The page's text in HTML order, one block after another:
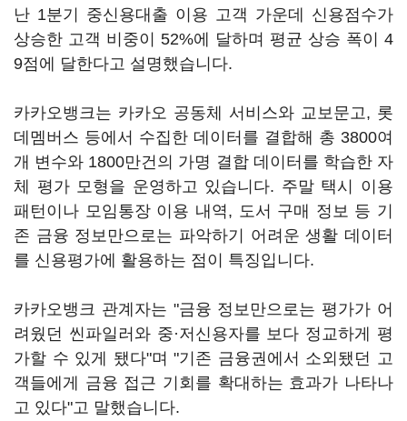
난 1분기 중신용대출 이용 고객 가운데 신용점수가
상승한 고객 비중이 52%에 달하며 평균 상승 폭이 4
9점에 달한다고 설명했습니다.
카카오뱅크는 카카오 공동체 서비스와 교보문고, 롯
데멤버스 등에서 수집한 데이터를 결합해 총 3800여
개 변수와 1800만건의 가명 결합 데이터를 학습한 자
체 평가 모형을 운영하고 있습니다. 주말 택시 이용
패턴이나 모임통장 이용 내역, 도서 구매 정보 등 기
존 금융 정보만으로는 파악하기 어려운 생활 데이터
를 신용평가에 활용하는 점이 특징입니다.
카카오뱅크 관계자는 "금융 정보만으로는 평가가 어
려웠던 씬파일러와 중·저신용자를 보다 정교하게 평
가할 수 있게 됐다"며 "기존 금융권에서 소외됐던 고
객들에게 금융 접근 기회를 확대하는 효과가 나타나
고 있다"고 말했습니다.